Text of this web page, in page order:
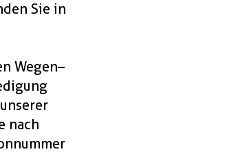
Sie in
Wegen –
nach